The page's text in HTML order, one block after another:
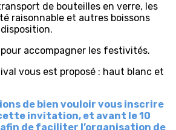
de bouteilles en verre, les
raisonnable et autres boissons
accompagner les festivités.
vous est proposé : haut blanc et
de bien vouloir vous inscrire
invitation, et avant le 10
de faciliter l’organisation de